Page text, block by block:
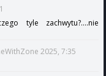
tyle zachwytu?....nie
2025, 7:35